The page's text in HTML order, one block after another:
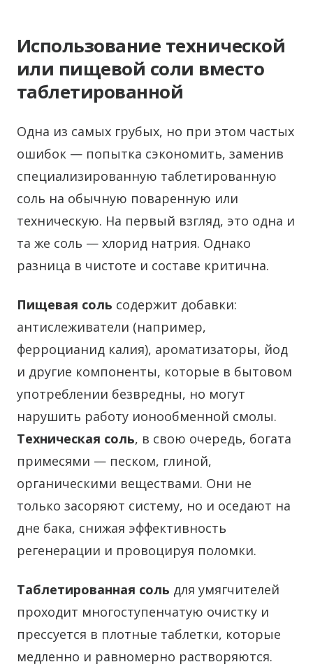
Использование технической
или пищевой соли вместо
таблетированной
Одна из самых грубых, но при этом частых
ошибок — попытка сэкономить, заменив
специализированную таблетированную
соль на обычную поваренную или
техническую. На первый взгляд, это одна и
та же соль — хлорид натрия. Однако
разница в чистоте и составе критична.
Пищевая соль содержит добавки:
антислеживатели (например,
ферроцианид калия), ароматизаторы, йод
и другие компоненты, которые в бытовом
употреблении безвредны, но могут
нарушить работу ионообменной смолы.
Техническая соль, в свою очередь, богата
примесями — песком, глиной,
органическими веществами. Они не
только засоряют систему, но и оседают на
дне бака, снижая эффективность
регенерации и провоцируя поломки.
Таблетированная соль для умягчителей
проходит многоступенчатую очистку и
прессуется в плотные таблетки, которые
медленно и равномерно растворяются.